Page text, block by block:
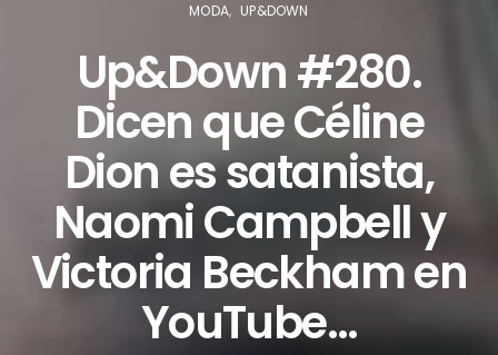
MODA UP&DOWN
Up&Down #280.
Dicen que Céline
Dion es satanista,
Naomi Campbell y
Victoria Beckham en
YouTube…